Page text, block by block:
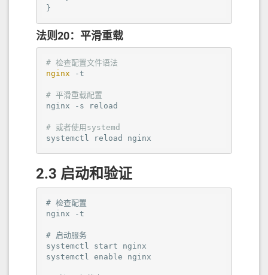
}
法则20：平滑重载
# 检查配置文件语法
nginx -t
# 平滑重载配置
nginx -s reload
# 或者使用systemd
systemctl reload nginx
2.3 启动和验证
# 检查配置
nginx -t
# 启动服务
systemctl start nginx
systemctl enable nginx